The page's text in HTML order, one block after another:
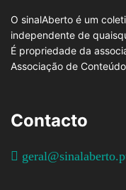
O sinalAberto é um
independente de
É propriedade da
Associação de
Contacto